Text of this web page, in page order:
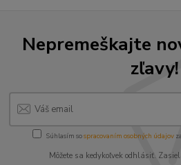
Nepremeškajte
zľavy!
Súhlasím sospracovaním osobných údajov
Môžete sa kedykoľvek odhlásiť.